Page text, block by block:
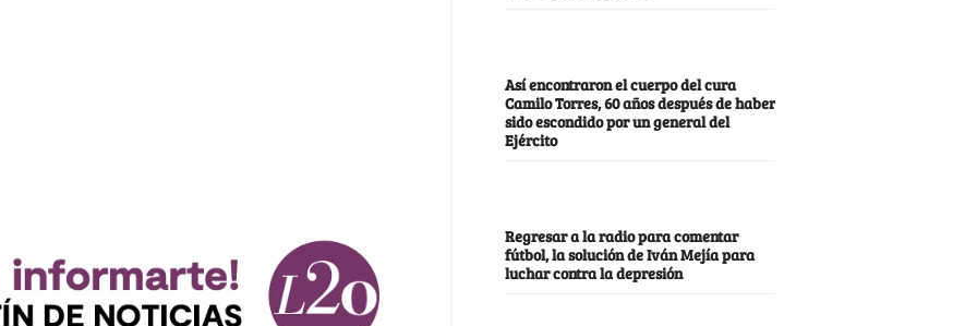
Así encontraron el cuerpo del cura
Camilo Torres, 60 años después de haber
sido escondido por un general del
Ejército
Regresar a la radio para comentar
fútbol, la solución de Iván Mejía para
luchar contra la depresión